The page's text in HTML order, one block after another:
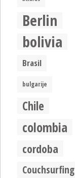
Berlin
bolivia
Brasil
bulgarije
Chile
colombia
cordoba
Couchsurfing